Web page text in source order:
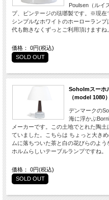
Poulsen（ルイ
プ、ビンテージの琺瑯製です。※現在
シンプルなホワイトのホーローラン
代も飽きなくずっとご利用頂けますね。
価格： 0円(税込)
SOLD OUT
Soholmス
（model 1080）
デンマークの
海に浮かぶ
メーカーです。この土地でとれた陶
ていました。こちらは ちょっと大き
ムに落ちついた茶と白の花びらのよ
ホルムらしいテーブルランプですね。
価格： 0円(税込)
SOLD OUT